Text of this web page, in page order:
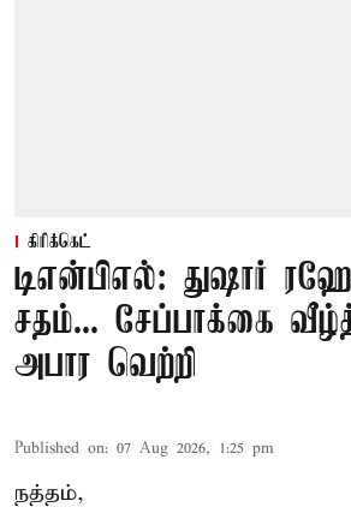
கிரிக்கெட்
டிஎன்பிஎல்: துஷார்
சதம்... சேப்பாக்கை
அபார வெற்றி
Published on: 07 Aug 2026, 1:25 pm
நத்தம்,